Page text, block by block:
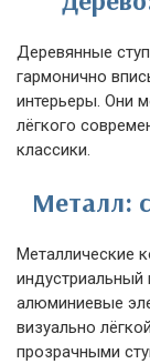
Деревянные
гармонично
интерьеры. Они
лёгкого
классики.
Металл:
Металлические
индустриальный
алюминиевые
визуально
прозрачными